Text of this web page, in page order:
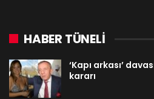
HABER TÜNELİ
‘Kapı arkası’
kararı